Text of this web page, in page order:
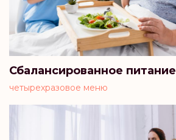
Сбалансированное питание
четырехразовое меню